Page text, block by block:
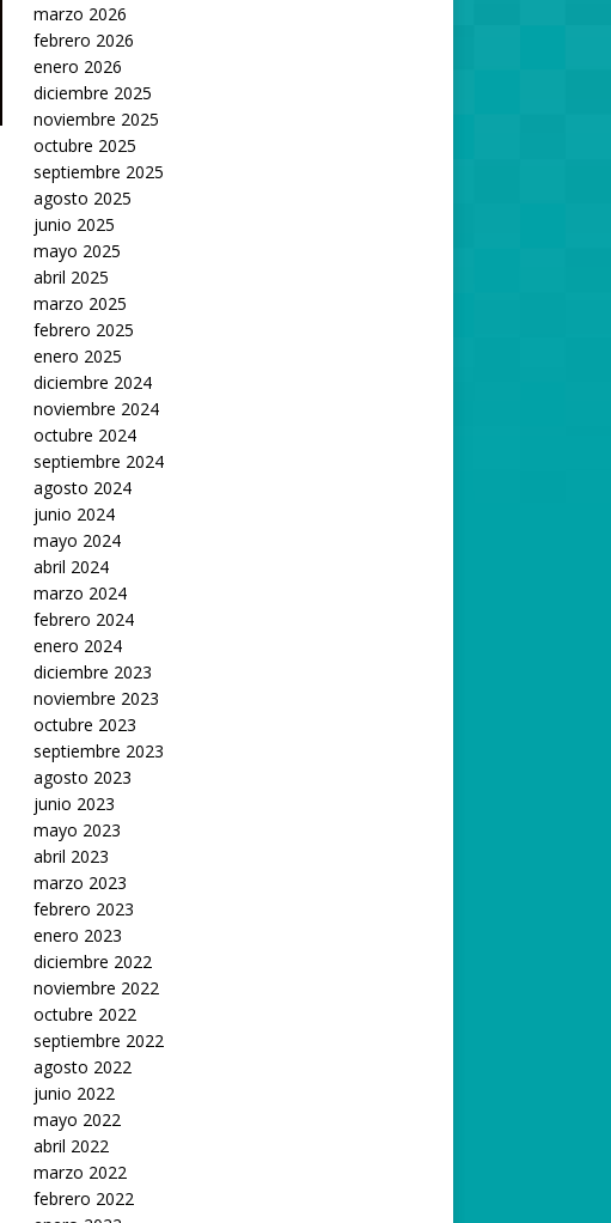
marzo 2026
febrero 2026
enero 2026
diciembre 2025
noviembre 2025
octubre 2025
septiembre 2025
agosto 2025
junio 2025
mayo 2025
abril 2025
marzo 2025
febrero 2025
enero 2025
diciembre 2024
noviembre 2024
octubre 2024
septiembre 2024
agosto 2024
junio 2024
mayo 2024
abril 2024
marzo 2024
febrero 2024
enero 2024
diciembre 2023
noviembre 2023
octubre 2023
septiembre 2023
agosto 2023
junio 2023
mayo 2023
abril 2023
marzo 2023
febrero 2023
enero 2023
diciembre 2022
noviembre 2022
octubre 2022
septiembre 2022
agosto 2022
junio 2022
mayo 2022
abril 2022
marzo 2022
febrero 2022